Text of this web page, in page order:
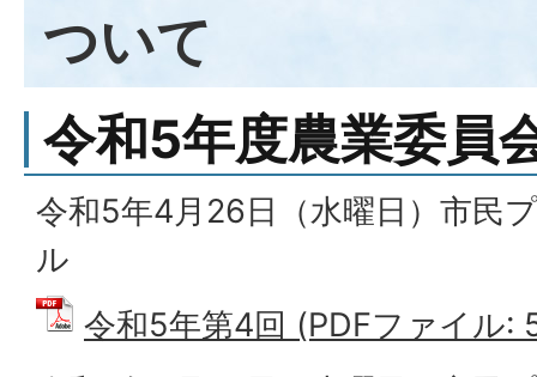
ついて
令和5年度農業委員
令和5年4月26日（水曜日）市民
ル
令和5年第4回 (PDFファイル: